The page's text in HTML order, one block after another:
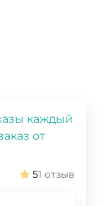
каждый
от
51 отзыв